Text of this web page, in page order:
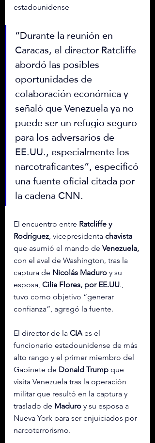
estadounidense
“Durante la reunión en
Caracas, el director Ratcliffe
abordó las posibles
oportunidades de
colaboración económica y
señaló que Venezuela ya no
puede ser un refugio seguro
para los adversarios de
EE.UU., especialmente los
narcotraficantes”, especificó
una fuente oficial citada por
la cadena CNN.
El encuentro entre Ratcliffe y
Rodríguez , vicepresidenta chavista
que asumió el mando de Venezuela,
con el aval de Washington, tras la
captura de Nicolás Maduro y su
esposa, Cilia Flores, por EE.UU.,
tuvo como objetivo “generar
confianza”, agregó la fuente.
El director de la CIA es el
funcionario estadounidense de más
alto rango y el primer miembro del
Gabinete de Donald Trump que
visita Venezuela tras la operación
militar que resultó en la captura y
traslado de Maduro y su esposa a
Nueva York para ser enjuiciados por
narcoterrorismo.